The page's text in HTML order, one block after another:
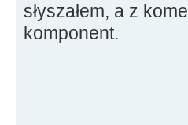
słyszałem, a z
komponent.